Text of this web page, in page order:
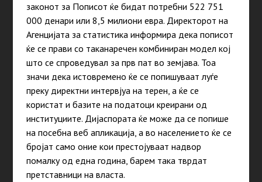
законот за Пописот ќе бидат потребни 522 751
000 денари или 8,5 милиони евра. Директорот на
Агенцијата за статистика информира дека пописот
ќе се прави со таканаречен комбиниран модел кој
што се спроведувал за прв пат во земјава. Тоа
значи дека истовремено ќе се попишуваат луѓе
преку директни интервјуа на терен, а ќе се
користат и базите на податоци креирани од
институциите. Дијаспората ќе може да се попише
на посебна веб апликација, а во населението ќе се
бројат само оние кои престојуваат надвор
помалку од една година, барем така тврдат
претставници на власта.